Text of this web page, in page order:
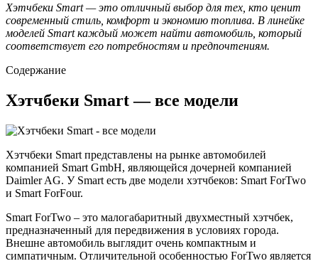
Хэтчбеки Smart — это отличный выбор для тех, кто ценит
современный стиль, комфорт и экономию топлива. В линейке
моделей Smart каждый может найти автомобиль, который
соответствует его потребностям и предпочтениям.
Содержание
Хэтчбеки Smart — все модели
Хэтчбеки Smart представлены на рынке автомобилей
компанией Smart GmbH, являющейся дочерней компанией
Daimler AG. У Smart есть две модели хэтчбеков: Smart ForTwo
и Smart ForFour.
Smart ForTwo – это малогабаритный двухместный хэтчбек,
предназначенный для передвижения в условиях города.
Внешне автомобиль выглядит очень компактным и
симпатичным. Отличительной особенностью ForTwo является